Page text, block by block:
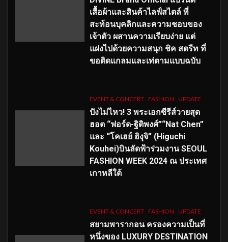
เสื้อผ้าและสินค้าไลฟ์สไตล์ ที่
สะท้อนบุคลิกและความชอบของ
เจ้าตัว ผสานความเรียบง่าย แต่
แฝงไปด้วยความสนุก ชิค สตรีท ที่
ขอติดแกลมและเท่ตามแบบฉบับ
EVENT & CONCERT FASHION UPDATE
ปังไม่ไหว! 3 พระเอกซีรีส์วายสุด
ฮอต “ฟอร์ด-ฐิติพงศ์”“Nat Chen”
และ “โคเฮย์ ฮิงุจิ” (Higuchi
Kouhei)บินลัดฟ้าร่วมงาน SEOUL
FASHION WEEK 2024 ณ ประเทศ
เกาหลีใต้
EVENT & CONCERT FASHION UPDATE
สยามพารากอน ครองความเป็นที่
หนึ่งของ LUXURY DESTINATION